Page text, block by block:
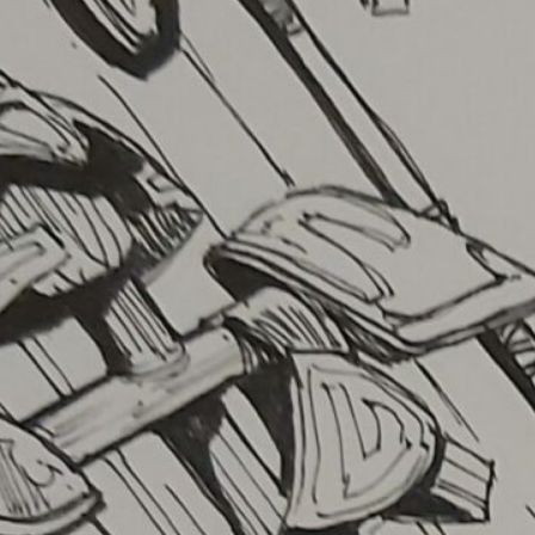
à carte – croquis du